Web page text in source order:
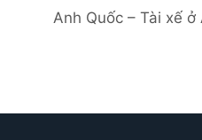
Anh Quốc – Tài xế